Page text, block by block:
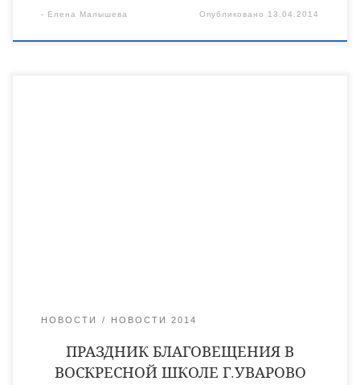
- Елена Малышева Опубликовано 13.04.2014
НОВОСТИ НОВОСТИ 2014
ПРАЗДНИК БЛАГОВЕЩЕНИЯ В
ВОСКРЕСНОЙ ШКОЛЕ Г.УВАРОВО